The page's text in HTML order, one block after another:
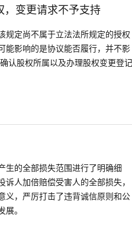
，变更请求不予支持
规定尚不属于立法法所规定的授权
能影响的是协议能否履行，并不影
认股权所属以及办理股权变更登记
生的全部损失范围进行了明确细
人加倍赔偿受害人的全部损失，
义，严厉打击了违背诚信原则和公
。